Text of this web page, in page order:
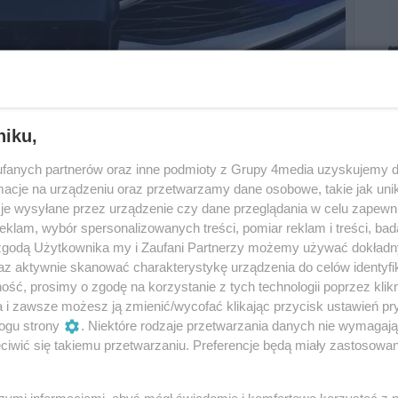
Mieście prowadzili intensywne
się włamaniami do altanek. Od początku
ogrodu działkowego doszło dosześciu
się do domków, wyważając drzwi lub okna, a
wyposażenie, a takżedrobny sprzęt
partnerów oraz inne podmioty z Grupy 4media uzyskujemy
na urządzeniu oraz przetwarzamy dane osobowe, takie jak
wysyłane przez urządzenie czy dane przeglądania w celu
wybór spersonalizowanych treści, pomiar reklam i treści,
Użytkownika my i Zaufani Partnerzy możemy używać
aktywnie skanować charakterystykę urządzenia do celów
prosimy o zgodę na korzystanie z tych technologii poprzez
i zawsze możesz ją zmienić/wycofać klikając przycisk ustawień
strony
. Niektóre rodzaje przetwarzania danych nie
się takiemu przetwarzaniu. Preferencje będą miały